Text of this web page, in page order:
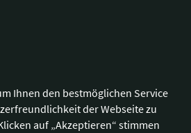
Ihnen den bestmöglichen Service
der Webseite zu
auf „Akzeptieren“ stimmen
/ IHA-Service GmbH